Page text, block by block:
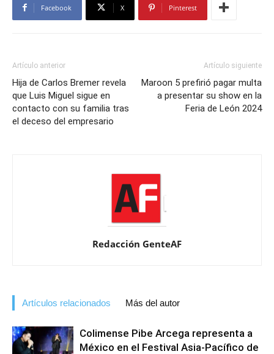
Facebook X Pinterest
Artículo anterior
Hija de Carlos Bremer revela
que Luis Miguel sigue en
contacto con su familia tras
el deceso del empresario
Artículo siguiente
Maroon 5 prefirió pagar multa
a presentar su show en la
Feria de León 2024
Redacción GenteAF
Artículos relacionados Más del autor
Colimense Pibe Arcega representa a
México en el Festival Asia-Pacífico de